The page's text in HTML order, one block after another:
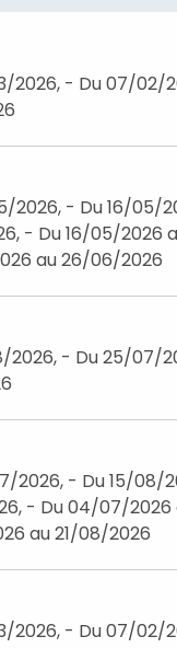
2026, - Du 07/02/
- Du 16/05/
- Du 16/05/2026
au 26/06/2026
- Du 25/07/
- Du 15/08/
- Du 04/07/2026
au 21/08/2026
2026, - Du 07/02/